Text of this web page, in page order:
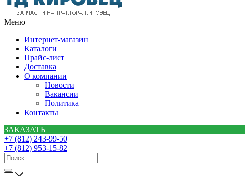
Меню
Интернет-магазин
Каталоги
Прайс-лист
Доставка
О компании
Новости
Вакансии
Политика
Контакты
ЗАКАЗАТЬ
+7 (812) 243-99-50
+7 (812) 953-15-82